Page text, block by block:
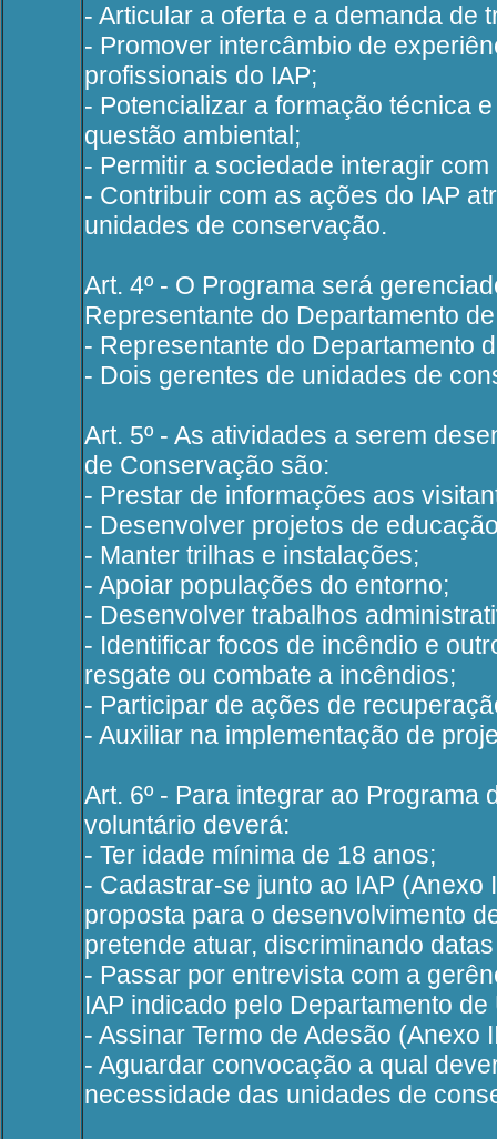
- Articular a oferta e a demanda de
- Promover intercâmbio de
profissionais do IAP;
- Potencializar a formação técnica
questão ambiental;
- Permitir a sociedade interagir com
- Contribuir com as ações do IAP
unidades de conservação.
Art. 4º - O Programa será
Representante do Departamento
- Representante do Departamento
- Dois gerentes de unidades de
Art. 5º - As atividades a serem
de Conservação são:
- Prestar de informações aos
- Desenvolver projetos de
- Manter trilhas e instalações;
- Apoiar populações do entorno;
- Desenvolver trabalhos
- Identificar focos de incêndio e
resgate ou combate a incêndios;
- Participar de ações de
- Auxiliar na implementação de
Art. 6º - Para integrar ao
voluntário deverá:
- Ter idade mínima de 18 anos;
- Cadastrar-se junto ao IAP
proposta para o desenvolvimento
pretende atuar, discriminando
- Passar por entrevista com a
IAP indicado pelo Departamento
- Assinar Termo de Adesão (Anexo
- Aguardar convocação a qual
necessidade das unidades de